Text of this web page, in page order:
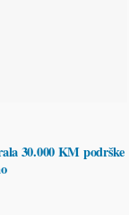
30.000 KM podrške